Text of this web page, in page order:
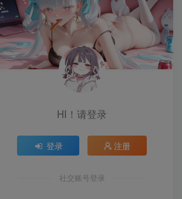
HI！请登录
登录 注册
社交账号登录